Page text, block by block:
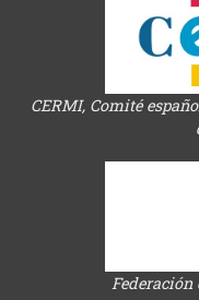
CERMI, Comité
Federación